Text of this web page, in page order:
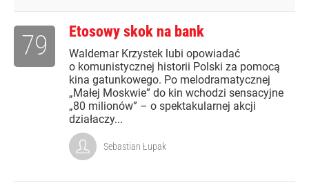
Etosowy skok na bank
Waldemar Krzystek lubi opowiadać
o komunistycznej historii Polski za pomocą
kina gatunkowego. Po melodramatycznej
„Małej Moskwie” do kin wchodzi sensacyjne
„80 milionów” – o spektakularnej akcji
działaczy...
79
Sebastian Łupak